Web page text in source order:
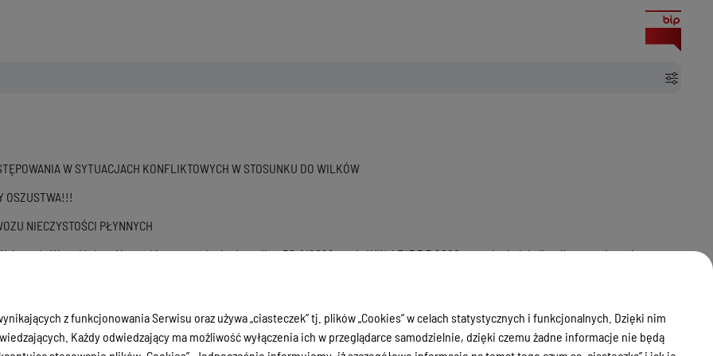
W SYTUACJACH KONFLIKTOWYCH W STOSUNKU DO WILKÓW
OSZUSTWA!!!
NIECZYSTOŚCI PŁYNNYCH
Warmińsko - Mazurskiego o wydaniu decyzji nr PS-1/2026, znak: WIN-I.747.3.3.2026 o ustaleniu lokalizacji strategicznej
400kV Gdańsk Błonia - Olsztyn
z funkcjonowania Serwisu oraz używa „ciasteczek” tj. plików „Cookies” w celach statystycznych i funkcjonalnych. Dzięki nim
Każdy odwiedzający ma możliwość wyłączenia ich w przeglądarce samodzielnie, dzięki czemu żadne informacje nie będą